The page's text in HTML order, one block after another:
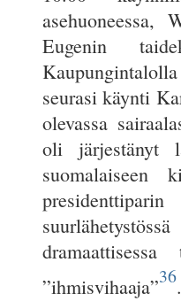
asehuoneessa,
Eugenin
seurasi käynti
olevassa
oli järjestänyt
suomalaiseen
”ihmisvihaaja”36.